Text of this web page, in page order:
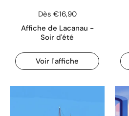
Dès €16,90
Affiche de Lacanau -
Soir d'été
Voir l'affiche